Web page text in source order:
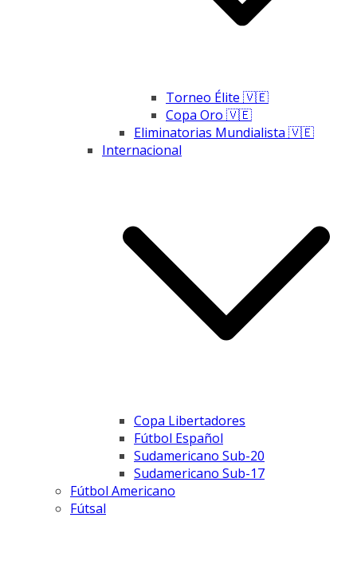
Torneo Élite 🇻🇪
Copa Oro 🇻🇪
Eliminatorias Mundialista 🇻🇪
Internacional
Copa Libertadores
Fútbol Español
Sudamericano Sub-20
Sudamericano Sub-17
Fútbol Americano
Fútsal